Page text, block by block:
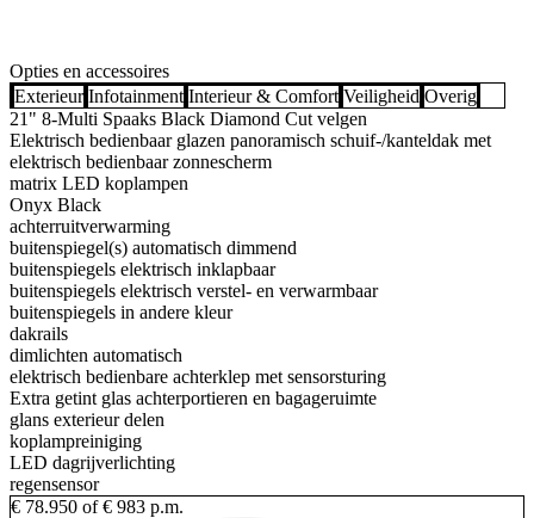
Opties en accessoires
Exterieur Infotainment Interieur & Comfort Veiligheid Overig
21" 8-Multi Spaaks Black Diamond Cut velgen
Elektrisch bedienbaar glazen panoramisch schuif-/kanteldak met
elektrisch bedienbaar zonnescherm
matrix LED koplampen
Onyx Black
achterruitverwarming
buitenspiegel(s) automatisch dimmend
buitenspiegels elektrisch inklapbaar
buitenspiegels elektrisch verstel- en verwarmbaar
buitenspiegels in andere kleur
dakrails
dimlichten automatisch
elektrisch bedienbare achterklep met sensorsturing
Extra getint glas achterportieren en bagageruimte
glans exterieur delen
koplampreiniging
LED dagrijverlichting
regensensor
€ 78.950 of € 983 p.m.